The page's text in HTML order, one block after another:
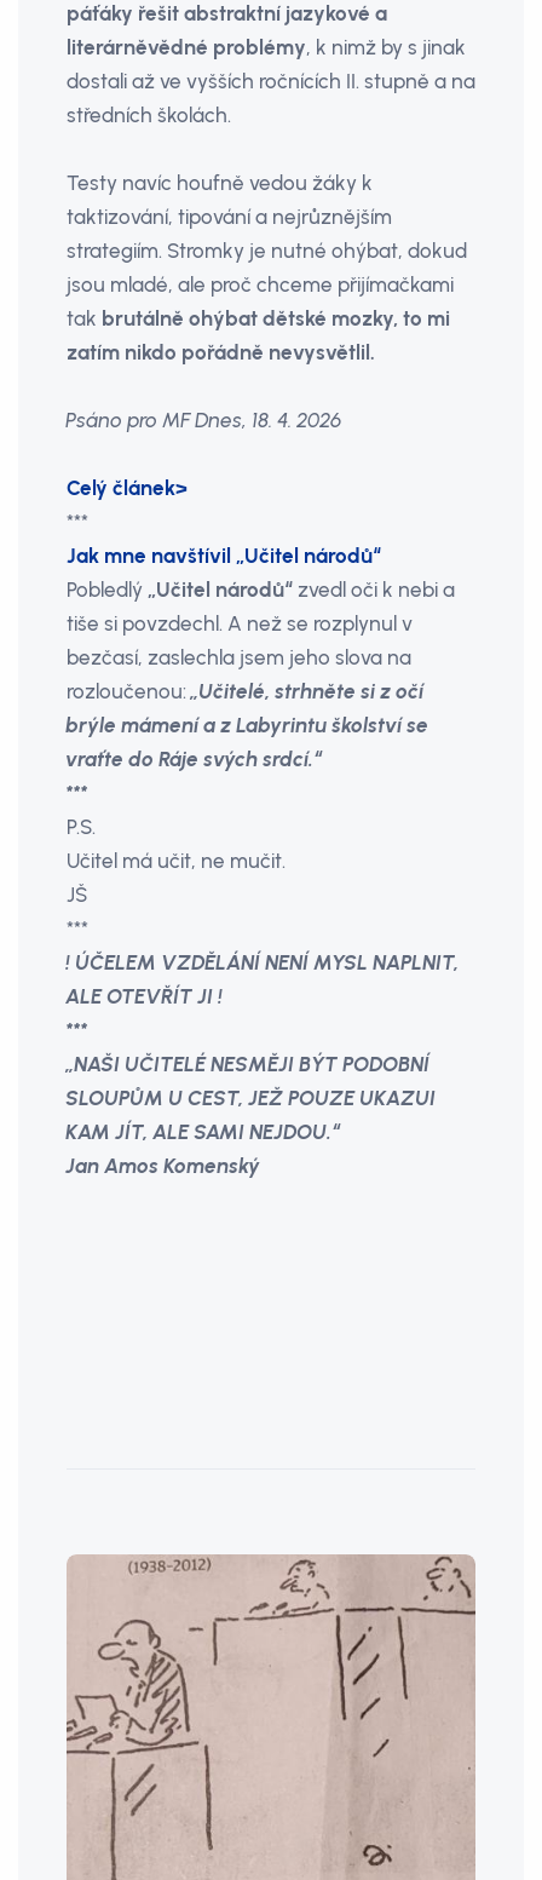
páťáky řešit abstraktní jazykové a
literárněvědné problémy, k nimž by s jinak
dostali až ve vyšších ročnících II. stupně a na
středních školách.
Testy navíc houfně vedou žáky k
taktizování, tipování a nejrůznějším
strategiím. Stromky je nutné ohýbat, dokud
jsou mladé, ale proč chceme přijímačkami
tak brutálně ohýbat dětské mozky, to mi
zatím nikdo pořádně nevysvětlil.
Psáno pro MF Dnes, 18. 4. 2026
Celý článek>
***
Jak mne navštívil „Učitel národů“
Pobledlý „Učitel národů“ zvedl oči k nebi a
tiše si povzdechl. A než se rozplynul v
bezčasí, zaslechla jsem jeho slova na
rozloučenou:„Učitelé, strhněte si z očí
brýle mámení a z Labyrintu školství se
vraťte do Ráje svých srdcí.“
***
P.S.
Učitel má učit, ne mučit.
JŠ
***
! ÚČELEM VZDĚLÁNÍ NENÍ MYSL NAPLNIT,
ALE OTEVŘÍT JI !
***
„NAŠI UČITELÉ NESMĚJI BÝT PODOBNÍ
SLOUPŮM U CEST, JEŽ POUZE UKAZUI
KAM JÍT, ALE SAMI NEJDOU.“
Jan Amos Komenský